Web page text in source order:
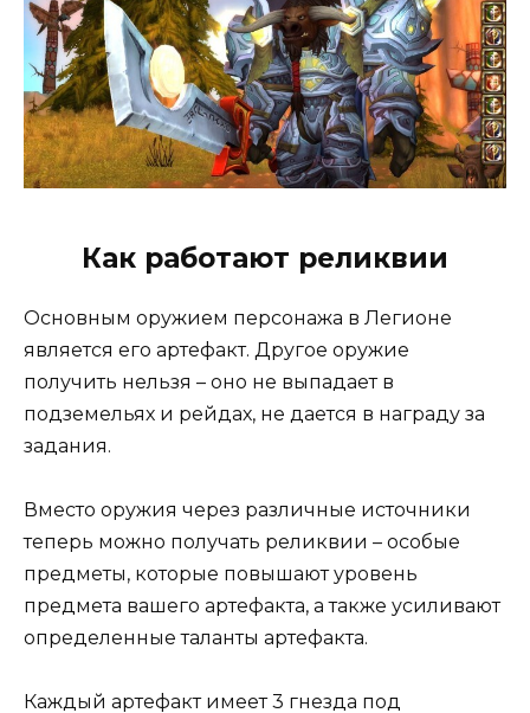
Как работают реликвии
Основным оружием персонажа в Легионе
является его артефакт. Другое оружие
получить нельзя – оно не выпадает в
подземельях и рейдах, не дается в награду за
задания.
Вместо оружия через различные источники
теперь можно получать реликвии – особые
предметы, которые повышают уровень
предмета вашего артефакта, а также усиливают
определенные таланты артефакта.
Каждый артефакт имеет 3 гнезда под